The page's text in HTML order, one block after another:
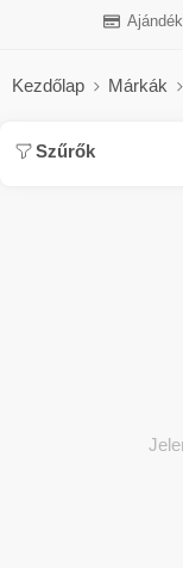
Kezdőlap Márkák
Szűrők